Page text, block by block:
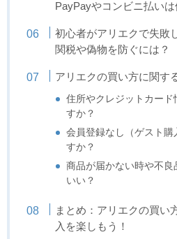
PayPayやコンビニ払いは
初心者がアリエクで失敗
関税や偽物を防ぐには？
アリエクの買い方に関す
住所やクレジットカー
すか？
会員登録なし（ゲスト購
すか？
商品が届かない時や不
いい？
まとめ：アリエクの買い
入を楽しもう！